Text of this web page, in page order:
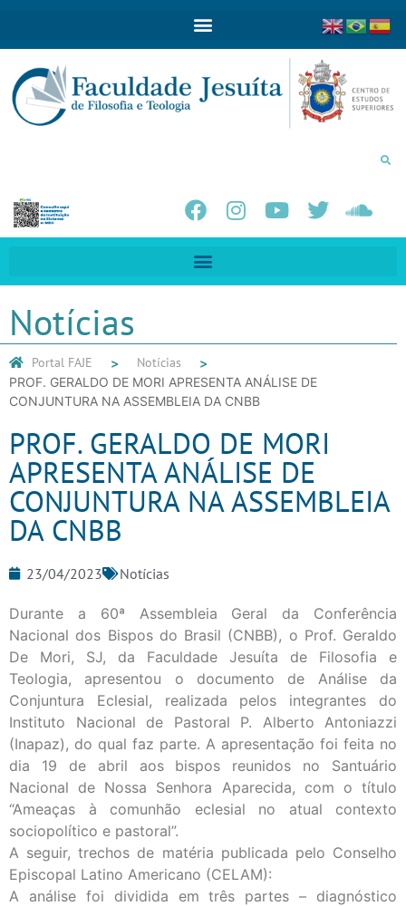
Notícias
Portal FAJE Notícias
PROF. GERALDO DE MORI APRESENTA ANÁLISE DE
CONJUNTURA NA ASSEMBLEIA DA CNBB
PROF. GERALDO DE MORI
APRESENTA ANÁLISE DE
CONJUNTURA NA ASSEMBLEIA
DA CNBB
23/04/2023 Notícias
Durante a 60ª Assembleia Geral da Conferência
Nacional dos Bispos do Brasil (CNBB), o Prof. Geraldo
De Mori, SJ, da Faculdade Jesuíta de Filosofia e
Teologia, apresentou o documento de Análise da
Conjuntura Eclesial, realizada pelos integrantes do
Instituto Nacional de Pastoral P. Alberto Antoniazzi
(Inapaz), do qual faz parte. A apresentação foi feita no
dia 19 de abril aos bispos reunidos no Santuário
Nacional de Nossa Senhora Aparecida, com o título
“Ameaças à comunhão eclesial no atual contexto
sociopolítico e pastoral”.
A seguir, trechos de matéria publicada pelo Conselho
Episcopal Latino Americano (CELAM):
A análise foi dividida em três partes – diagnóstico